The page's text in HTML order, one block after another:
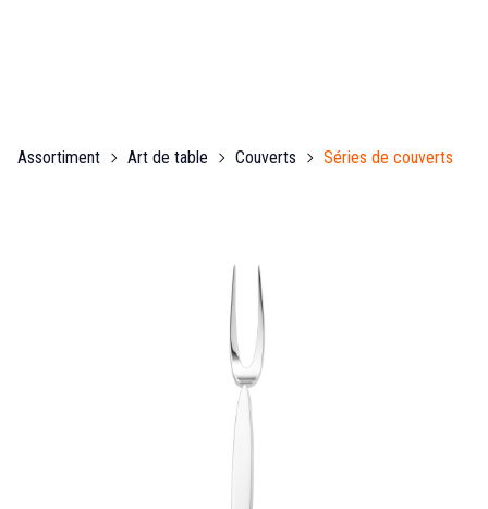
Assortiment Art de table Couverts Séries de couverts